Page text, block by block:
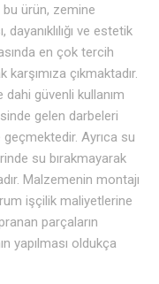
bu ürün, zemine
ve estetik
en çok tercih
çıkmaktadır.
güvenli kullanım
gelen darbeleri
Ayrıca su
su bırakmayarak
Malzemenin montajı
işçilik maliyetlerine
parçaların
yapılması oldukça